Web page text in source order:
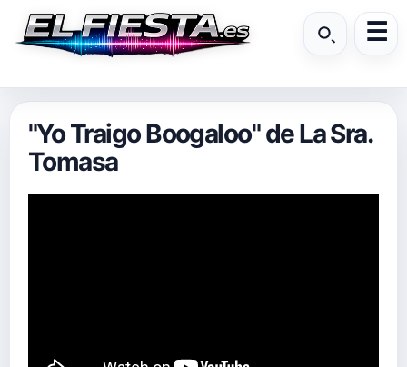
"Yo Traigo Boogaloo" de La Sra.
Tomasa